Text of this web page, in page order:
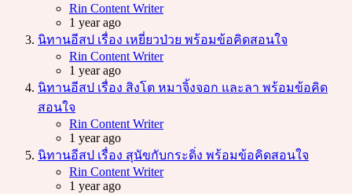
Posted
Rin Content Writer
1 year ago
นิทานอีสป เรื่อง เหยี่ยวป่วย พร้อมข้อคิดสอนใจ
Posted
Rin Content Writer
1 year ago
นิทานอีสป เรื่อง สิงโต หมาจิ้งจอก และลา พร้อมข้อคิด
สอนใจ
Posted
Rin Content Writer
1 year ago
นิทานอีสป เรื่อง สุนัขกับกระดิ่ง พร้อมข้อคิดสอนใจ
Posted
Rin Content Writer
1 year ago